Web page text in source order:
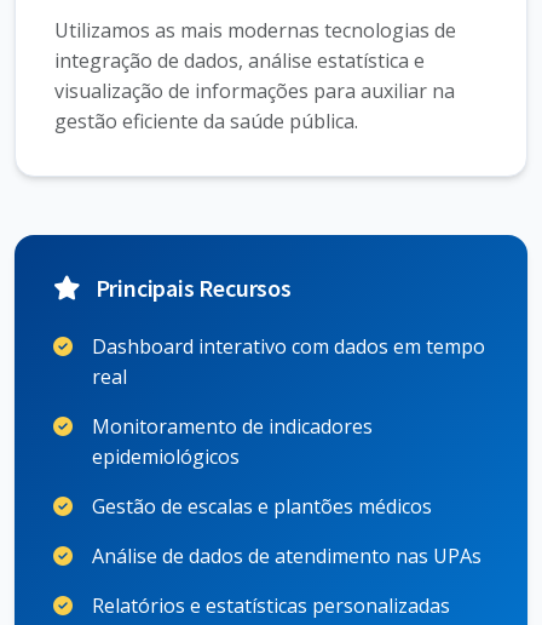
Utilizamos as mais modernas tecnologias de
integração de dados, análise estatística e
visualização de informações para auxiliar na
gestão eficiente da saúde pública.
Principais Recursos
Dashboard interativo com dados em tempo
real
Monitoramento de indicadores
epidemiológicos
Gestão de escalas e plantões médicos
Análise de dados de atendimento nas UPAs
Relatórios e estatísticas personalizadas